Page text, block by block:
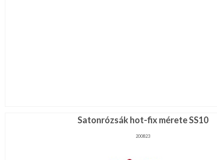
Satonrózsák hot-fix mérete SS10
200823